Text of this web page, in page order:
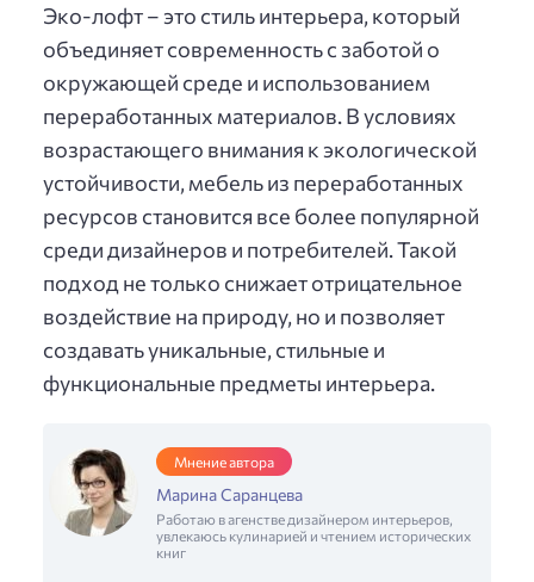
Эко-лофт – это стиль интерьера, который
объединяет современность с заботой о
окружающей среде и использованием
переработанных материалов. В условиях
возрастающего внимания к экологической
устойчивости, мебель из переработанных
ресурсов становится все более популярной
среди дизайнеров и потребителей. Такой
подход не только снижает отрицательное
воздействие на природу, но и позволяет
создавать уникальные, стильные и
функциональные предметы интерьера.
Мнение автора
Марина Саранцева
Работаю в агенстве дизайнером интерьеров,
увлекаюсь кулинарией и чтением исторических
книг